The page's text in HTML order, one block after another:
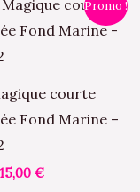
Promo !
courte
Fond Marine –
prix
€.
15,00 €
prix
actuel